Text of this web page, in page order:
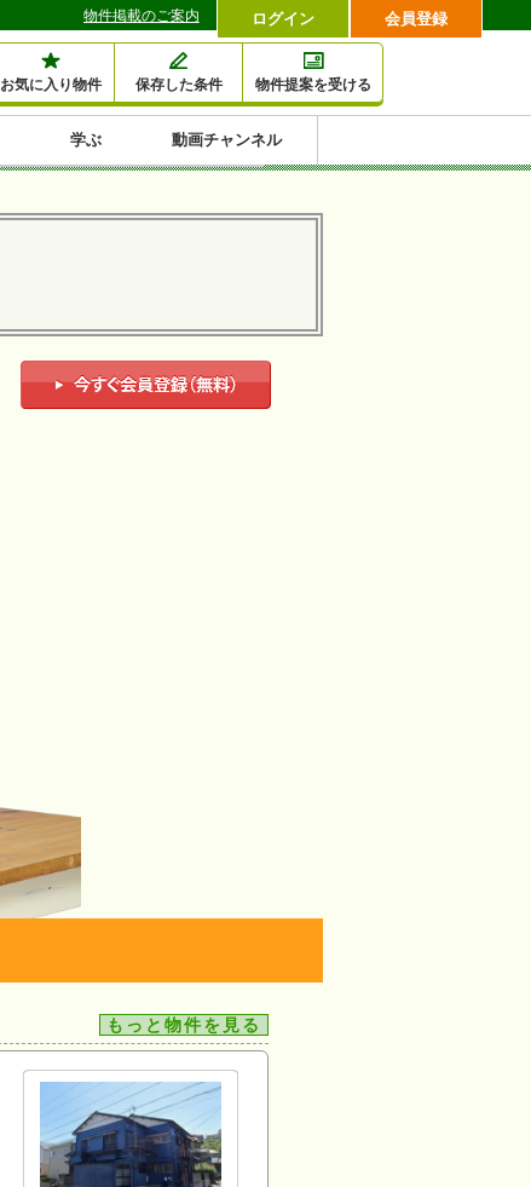
お気に入り物件 保存した条件 物件提案を受ける
学ぶ 動画チャンネル
ログイン 会員登録
物件掲載のご案内
もっと物件を見る